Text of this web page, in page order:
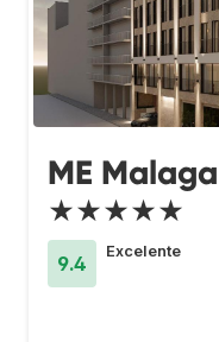
ME
★★★★★
9.4
Excelente